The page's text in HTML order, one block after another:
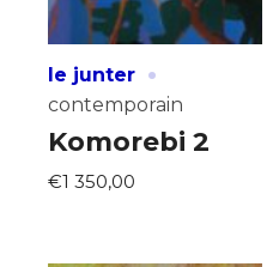
le junter ·
contemporain
Komorebi 2
€1 350,00